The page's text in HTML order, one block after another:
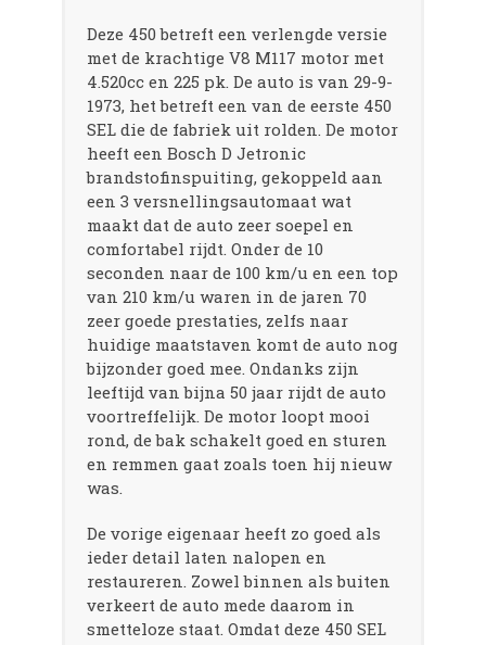
Deze 450 betreft een verlengde versie
met de krachtige V8 M117 motor met
4.520cc en 225 pk. De auto is van 29-9-
1973, het betreft een van de eerste 450
SEL die de fabriek uit rolden. De motor
heeft een Bosch D Jetronic
brandstofinspuiting, gekoppeld aan
een 3 versnellingsautomaat wat
maakt dat de auto zeer soepel en
comfortabel rijdt. Onder de 10
seconden naar de 100 km/u en een top
van 210 km/u waren in de jaren 70
zeer goede prestaties, zelfs naar
huidige maatstaven komt de auto nog
bijzonder goed mee. Ondanks zijn
leeftijd van bijna 50 jaar rijdt de auto
voortreffelijk. De motor loopt mooi
rond, de bak schakelt goed en sturen
en remmen gaat zoals toen hij nieuw
was.
De vorige eigenaar heeft zo goed als
ieder detail laten nalopen en
restaureren. Zowel binnen als buiten
verkeert de auto mede daarom in
smetteloze staat. Omdat deze 450 SEL